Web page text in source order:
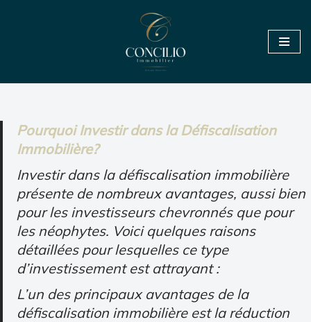
Pourquoi Investir dans la Défiscalisation
Immobilière?
Investir dans la défiscalisation immobilière
présente de nombreux avantages, aussi bien
pour les investisseurs chevronnés que pour
les néophytes. Voici quelques raisons
détaillées pour lesquelles ce type
d’investissement est attrayant :
L’un des principaux avantages de la
défiscalisation immobilière est la réduction